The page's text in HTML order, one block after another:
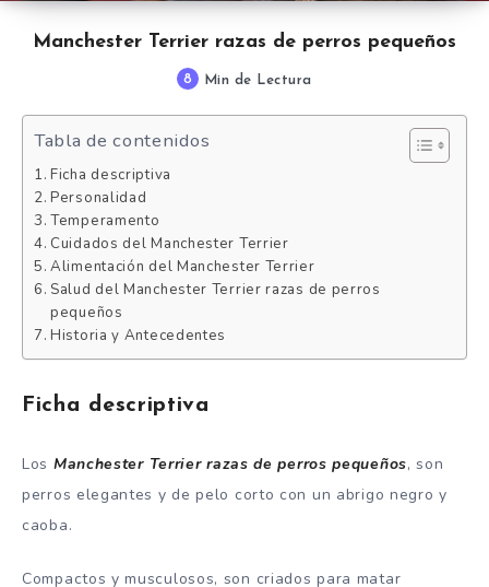
Manchester Terrier razas de perros pequeños
8 Min de Lectura
Tabla de contenidos
Ficha descriptiva
Personalidad
Temperamento
Cuidados del Manchester Terrier
Alimentación del Manchester Terrier
Salud del Manchester Terrier razas de perros
pequeños
Historia y Antecedentes
Ficha descriptiva
Los Manchester Terrier razas de perros pequeños, son
perros elegantes y de pelo corto con un abrigo negro y
caoba.
Compactos y musculosos, son criados para matar